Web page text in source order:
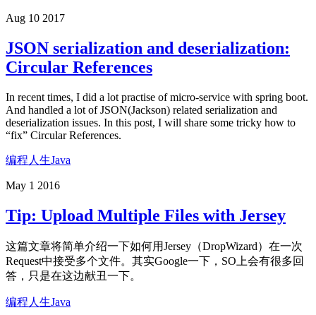
Aug 10 2017
JSON serialization and deserialization:
Circular References
In recent times, I did a lot practise of micro-service with spring boot.
And handled a lot of JSON(Jackson) related serialization and
deserialization issues. In this post, I will share some tricky how to
“fix” Circular References.
编程人生Java
May 1 2016
Tip: Upload Multiple Files with Jersey
这篇文章将简单介绍一下如何用Jersey（DropWizard）在一次
Request中接受多个文件。其实Google一下，SO上会有很多回
答，只是在这边献丑一下。
编程人生Java